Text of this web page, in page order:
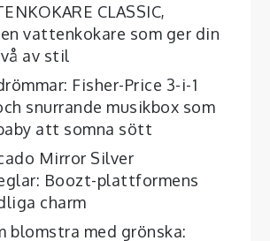
CLASSIC,
en vattenkokare som ger din
av stil
Fisher-Price 3-i-1
snurrande musikbox som
att somna sött
Mirror Silver
Boozt-plattformens
charm
blomstra med grönska: